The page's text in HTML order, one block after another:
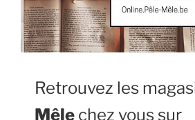
Retrouvez les
Mêle chez vous sur